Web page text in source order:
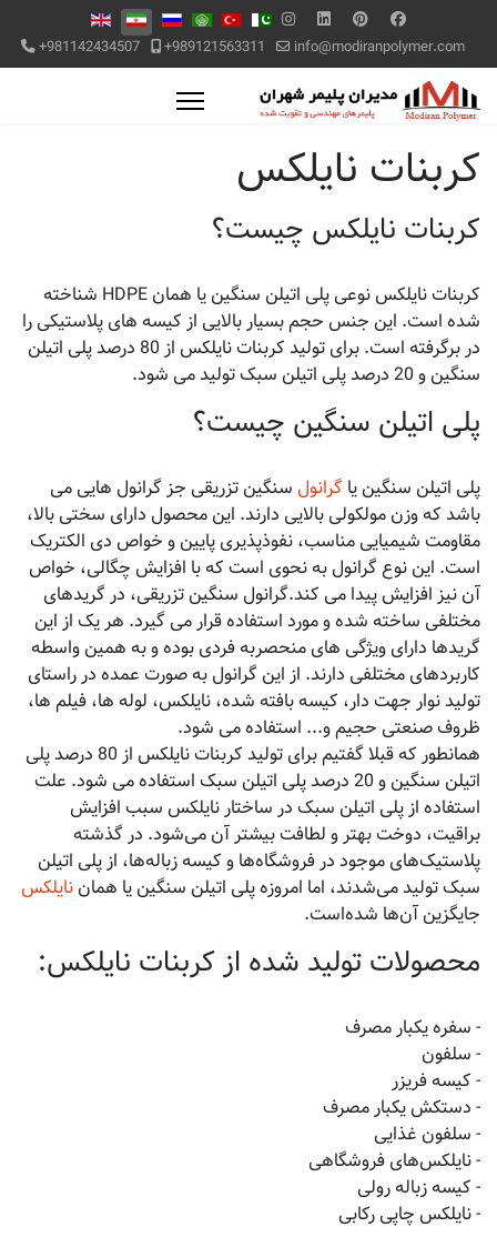
+981142434507 +989121563311 info@modiranpolymer.com
کربنات نایلکس
کربنات نایلکس چیست؟
کربنات نایلکس نوعی پلی اتیلن سنگین یا همان HDPE شناخته
شده است. این جنس حجم بسیار بالایی از کیسه های پلاستیکی را
در برگرفته است. برای تولید کربنات نایلکس از 80 درصد پلی اتیلن
سنگین و 20 درصد پلی اتیلن سبک تولید می شود.
پلی اتیلن سنگین چیست؟
پلی اتیلن سنگین یا گرانول سنگین تزریقی جز گرانول هایی می
باشد که وزن مولکولی بالایی دارند. این محصول دارای سختی بالا،
مقاومت شیمیایی مناسب، نفوذپذیری پایین و خواص دی الکتریک
است. این نوع گرانول به نحوی است که با افزایش چگالی، خواص
آن نیز افزایش پیدا می کند.گرانول سنگین تزریقی، در گریدهای
مختلفی ساخته شده و مورد استفاده قرار می گیرد. هر یک از این
گریدها دارای ویژگی های منحصربه فردی بوده و به همین واسطه
کاربردهای مختلفی دارند. از این گرانول به صورت عمده در راستای
تولید نوار جهت دار، کیسه بافته شده، نایلکس، لوله ها، فیلم ها،
ظروف صنعتی حجیم و... استفاده می شود.
همانطور که قبلا گفتیم برای تولید کربنات نایلکس از 80 درصد پلی
اتیلن سنگین و 20 درصد پلی اتیلن سبک استفاده می شود. علت
استفاده از پلی اتیلن سبک در ساختار نایلکس سبب افزایش
براقیت، دوخت بهتر و لطافت بیشتر آن می‌شود. در گذشته
پلاستیک‌های موجود در فروشگاه‌ها و کیسه زباله‌ها، از پلی اتیلن
سبک تولید می‌شدند، اما امروزه پلی اتیلن سنگین یا هماننایلکس
جایگزین آن‌ها شده‌است.
محصولات تولید شده از کربنات نایلکس:
- سفره یکبار مصرف
- سلفون
- کیسه فریزر
- دستکش یکبار مصرف
- سلفون غذایی
- نایلکس‌های فروشگاهی
- کیسه زباله رولی
- نایلکس چاپی رکابی